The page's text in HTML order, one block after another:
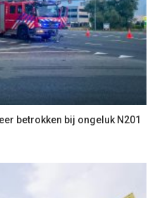
betrokken bij ongeluk N201